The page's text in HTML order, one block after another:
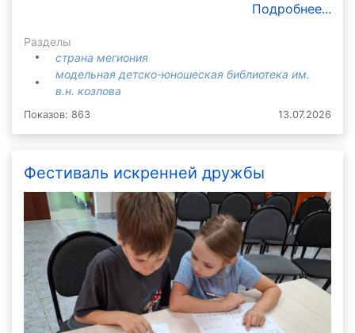
Подробнее...
Разделы
страна мегиония
модельная детско-юношеская библиотека им.
в.н. козлова
Показов: 863 13.07.2026
Фестиваль искренней дружбы